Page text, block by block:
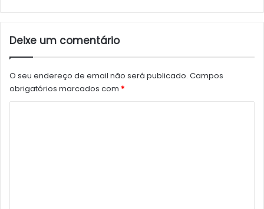
Deixe um comentário
O seu endereço de email não será publicado. Campos
obrigatórios marcados com *